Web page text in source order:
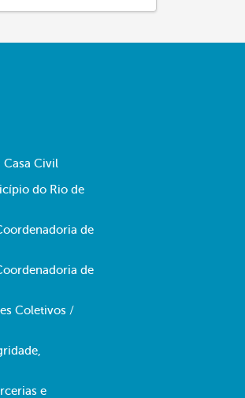
Civil
do Rio de
de
de
Coletivos /
e